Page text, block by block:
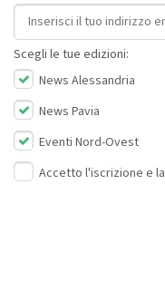
Indirizzo email
Scegli le tue edizioni:
News Alessandria
News Pavia
Eventi Nord-Ovest
Accetto l'iscrizione e la